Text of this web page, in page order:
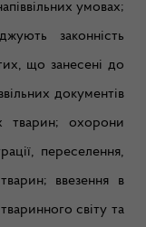
умовах;
законність
що занесені до
документів
тварин; охорони
переселення,
ввезення в
світу та